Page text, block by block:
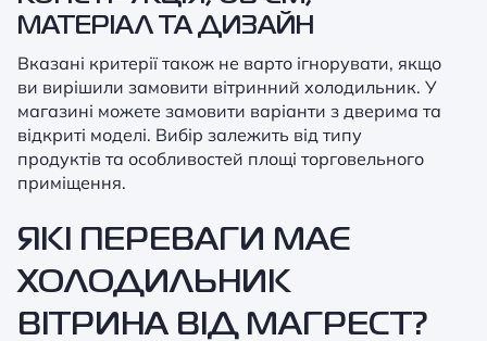
МАТЕРІАЛ ТА ДИЗАЙН
Вказані критерії також не варто ігнорувати, якщо
ви вирішили замовити вітринний холодильник. У
магазині можете замовити варіанти з дверима та
відкриті моделі. Вибір залежить від типу
продуктів та особливостей площі торговельного
приміщення.
ЯКІ ПЕРЕВАГИ МАЄ
ХОЛОДИЛЬНИК
ВІТРИНА ВІД МАГРЕСТ?